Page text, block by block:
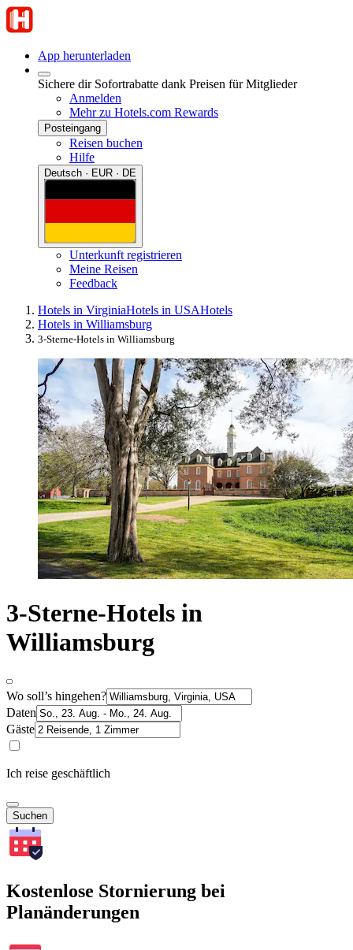
App herunterladen
Sichere dir Sofortrabatte dank Preisen für Mitglieder
Anmelden
Mehr zu Hotels.com Rewards
Posteingang
Reisen buchen
Hilfe
Deutsch · EUR · DE
Unterkunft registrieren
Meine Reisen
Feedback
Hotels in VirginiaHotels in USAHotels
Hotels in Williamsburg
3-Sterne-Hotels in Williamsburg
3-Sterne-Hotels in
Williamsburg
Wo soll’s hingehen?
Daten
Gäste
Ich reise geschäftlich
Suchen
Kostenlose Stornierung bei
Planänderungen